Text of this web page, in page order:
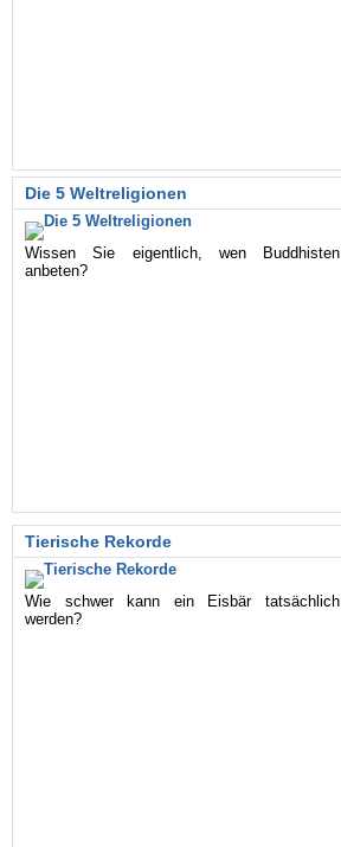
Die 5 Weltreligionen
Wissen Sie eigentlich, wen Buddhisten
anbeten?
Tierische Rekorde
Wie schwer kann ein Eisbär tatsächlich
werden?